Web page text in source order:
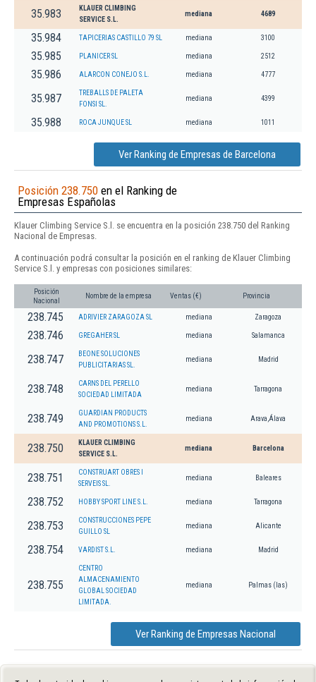
35.983
KLAUER CLIMBING
SERVICE S.L.
mediana 4689
35.984 TAPICERIAS CASTILLO 79 SL mediana 3100
35.985 PLANICER SL mediana 2512
35.986 ALARCON CONEJO S.L. mediana 4777
35.987
TREBALLS DE PALETA
FONSI SL.
mediana 4399
35.988 ROCA JUNQUE SL mediana 1011
Ver Ranking de Empresas de Barcelona
Posición 238.750 en el Ranking de
Empresas Españolas
Klauer Climbing Service S.l. se encuentra en la posición 238.750 del Ranking
Nacional de Empresas.
A continuación podrá consultar la posición en el ranking de Klauer Climbing
Service S.l. y empresas con posiciones similares:
Posición
Nacional
Nombre de la empresa Ventas (€) Provincia
238.745 ADRIVIER ZARAGOZA SL mediana Zaragoza
238.746 GREGAHER SL mediana Salamanca
238.747
BEONE SOLUCIONES
PUBLICITARIAS SL.
mediana Madrid
238.748
CARNS DEL PERELLO
SOCIEDAD LIMITADA
mediana Tarragona
238.749
GUARDIAN PRODUCTS
AND PROMOTIONS S.L.
mediana Arava,Álava
238.750
KLAUER CLIMBING
SERVICE S.L.
mediana Barcelona
238.751
CONSTRUART OBRES I
SERVEIS SL.
mediana Baleares
238.752 HOBBY SPORT LINE S.L. mediana Tarragona
238.753
CONSTRUCCIONES PEPE
GUILLO SL
mediana Alicante
238.754 VARDIST S.L. mediana Madrid
238.755
CENTRO
ALMACENAMIENTO
GLOBAL SOCIEDAD
LIMITADA.
mediana Palmas (las)
Ver Ranking de Empresas Nacional